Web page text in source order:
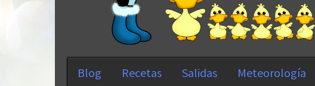
Blog Recetas Salidas Meteorología